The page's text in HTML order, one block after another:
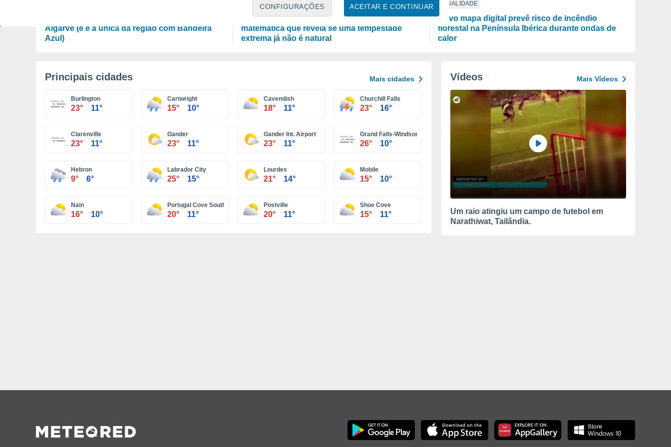
ACEITAR E CONTINUAR
CONFIGURAÇÕES
Algarve (e é a única da região com Bandeira
Azul)
CIÊNCIA
Acaso ou alteração climática: a fórmula
matemática que revela se uma tempestade
extrema já não é natural
ATUALIDADE
Novo mapa digital prevê risco de incêndio
florestal na Península Ibérica durante ondas de
calor
Principais cidades Mais cidades
Burlington
23° 11°
Cartwright
15° 10°
Cavendish
18° 11°
Churchill Falls
23° 16°
Clarenville
23° 11°
Gander
23° 11°
Gander Int. Airport
23° 11°
Grand Falls-Windsor
26° 10°
Hebron
9° 6°
Labrador City
25° 15°
Lourdes
21° 14°
Mobile
15° 10°
Nain
16° 10°
Portugal Cove South
20° 11°
Postville
20° 11°
Shoe Cove
15° 11°
Vídeos Mais Vídeos
Um raio atingiu um campo de futebol em
Narathiwat, Tailândia.